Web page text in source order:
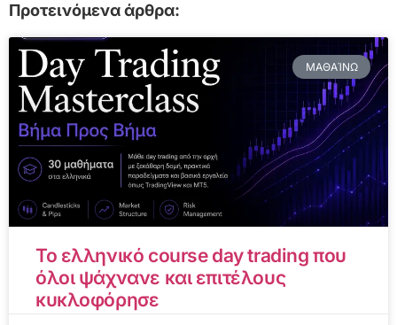
Προτεινόμενα άρθρα:
ΜΑΘΑΊΝΩ
Το ελληνικό course day trading που
όλοι ψάχνανε και επιτέλους
κυκλοφόρησε